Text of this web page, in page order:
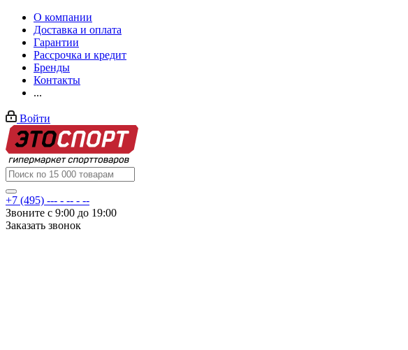
О компании
Доставка и оплата
Гарантии
Рассрочка и кредит
Бренды
Контакты
...
Войти
+7 (495) --- - -- - --
Звоните с 9:00 до 19:00
Заказать звонок